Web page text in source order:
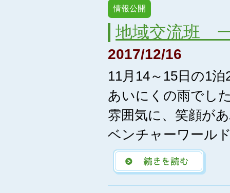
情報公開
地域交流班
2017/12/16
11月14～15日の1
あいにくの雨でし
雰囲気に、笑顔が
ベンチャーワール